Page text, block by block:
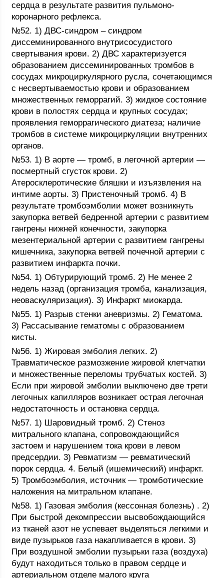
сердца в результате развития пульмоно-
коронарного рефлекса.
№52. 1) ДВС-синдром – синдром
диссеминированного внутрисосудистого
свертывания крови. 2) ДВС характеризуется
образованием диссеминированных тромбов в
сосудах микроциркулярного русла, сочетающимся
с несвертываемостью крови и образованием
множественных геморрагий. 3) жидкое состояние
крови в полостях сердца и крупных сосудах;
проявления геморрагического диатеза; наличие
тромбов в системе микроциркуляции внутренних
органов.
№53. 1) В аорте — тромб, в легочной артерии —
посмертный сгусток крови. 2)
Атеросклеротические бляшки и изъязвления на
интиме аорты. 3) Пристеночный тромб. 4) В
результате тромбоэмболии может возникнуть
закупорка ветвей бедренной артерии с развитием
гангрены нижней конечности, закупорка
мезентериальной артерии с развитием гангрены
кишечника, закупорка ветвей почечной артерии с
развитием инфаркта почки.
№54. 1) Обтурирующий тромб. 2) Не менее 2
недель назад (организация тромба, канализация,
неоваскуляризация). 3) Инфаркт миокарда.
№55. 1) Разрыв стенки аневризмы. 2) Гематома.
3) Рассасывание гематомы с образованием
кисты.
№56. 1) Жировая эмболия легких. 2)
Травматическое размозжение жировой клетчатки
и множественные переломы трубчатых костей. 3)
Если при жировой эмболии выключено две трети
легочных капилляров возникает острая легочная
недостаточность и остановка сердца.
№57. 1) Шаровидный тромб. 2) Стеноз
митрального клапана, сопровождающийся
застоем и нарушением тока крови в левом
предсердии. 3) Ревматизм — ревматический
порок сердца. 4. Белый (ишемический) инфаркт.
5) Тромбоэмболия, источник — тромботические
наложения на митральном клапане.
№58. 1) Газовая эмболия (кессонная болезнь) . 2)
При быстрой декомпрессии высвобождающийся
из тканей азот не успевает выделяться легкими и
виде пузырьков газа накапливается в крови. 3)
При воздушной эмболии пузырьки газа (воздуха)
будут находиться только в правом сердце и
артериальном отделе малого круга